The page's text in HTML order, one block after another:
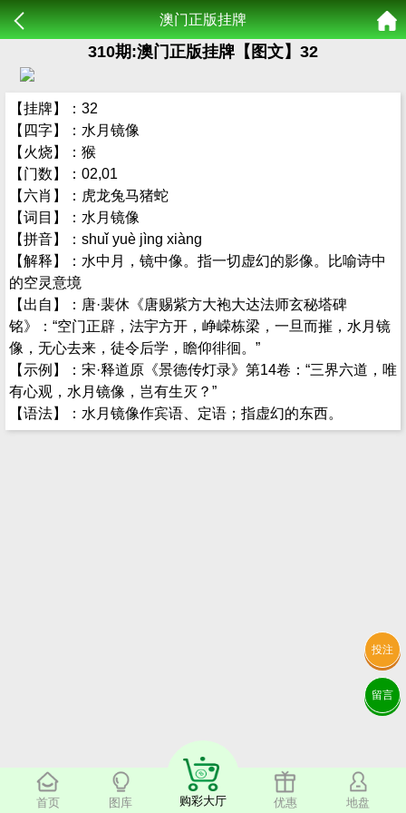
首页 图库 购彩大厅 优惠 地盘
投注
留言
澳门正版挂牌
310期:澳门正版挂牌【图文】32
【挂牌】：32
【四字】：水月镜像
【火烧】：猴
【门数】：02,01
【六肖】：虎龙兔马猪蛇
【词目】：水月镜像
【拼音】：shuǐ yuè jìng xiàng
【解释】：水中月，镜中像。指一切虚幻的影像。比喻诗中
的空灵意境
【出自】：唐·裴休《唐赐紫方大袍大达法师玄秘塔碑
铭》：“空门正辟，法宇方开，峥嵘栋梁，一旦而摧，水月镜
像，无心去来，徒令后学，瞻仰徘徊。”
【示例】：宋·释道原《景德传灯录》第14卷：“三界六道，唯
有心观，水月镜像，岂有生灭？”
【语法】：水月镜像作宾语、定语；指虚幻的东西。